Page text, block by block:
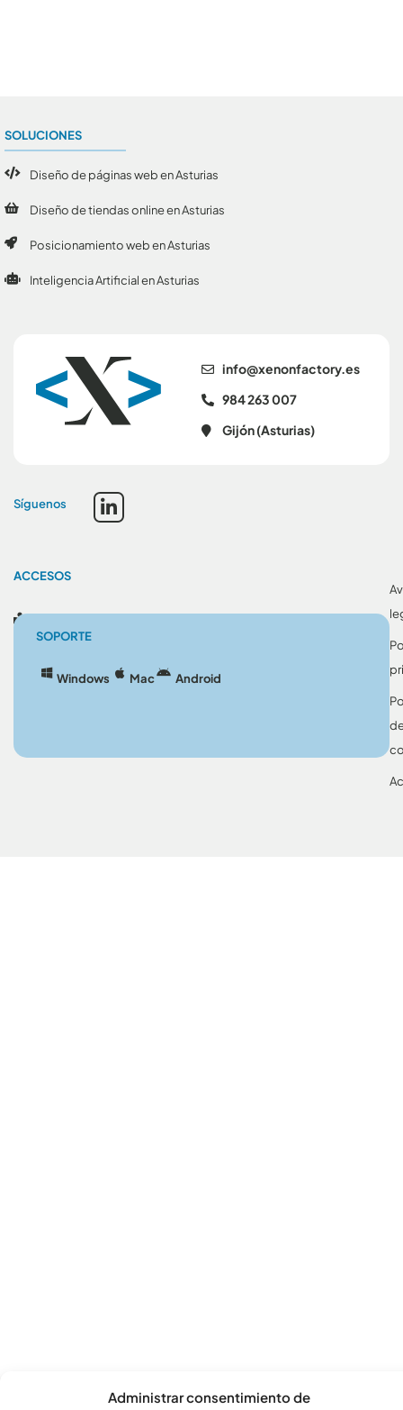
Administrar consentimiento de
se.yrotcafnonex@ofni
984 263 007
Gijón (Asturias)
Síguenos
SOLUCIONES
Diseño de páginas web en Asturias
Diseño de tiendas online en Asturias
Posicionamiento web en Asturias
Inteligencia Artificial en Asturias
ACCESOS
Blog
SOPORTE
Windows Mac Android